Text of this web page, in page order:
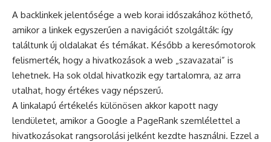
A backlinkek jelentősége a web korai időszakához köthető,
amikor a linkek egyszerűen a navigációt szolgálták: így
találtunk új oldalakat és témákat. Később a keresőmotorok
felismerték, hogy a hivatkozások a web „szavazatai” is
lehetnek. Ha sok oldal hivatkozik egy tartalomra, az arra
utalhat, hogy értékes vagy népszerű.
A linkalapú értékelés különösen akkor kapott nagy
lendületet, amikor a Google a PageRank szemlélettel a
hivatkozásokat rangsorolási jelként kezdte használni. Ezzel a